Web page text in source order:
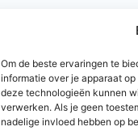
Om de beste ervaringen te
informatie over je apparaat
deze technologieën kunnen
verwerken. Als je geen
nadelige invloed hebben op